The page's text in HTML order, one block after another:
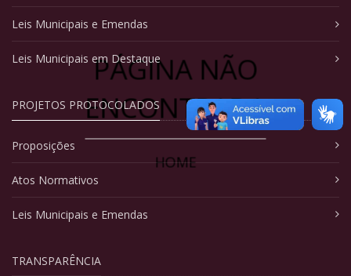
PÁGINA NÃO
ENCONTRADA
HOME
Leis Municipais e Emendas
Leis Municipais em Destaque
PROJETOS PROTOCOLADOS
Proposições
Atos Normativos
Leis Municipais e Emendas
TRANSPARÊNCIA